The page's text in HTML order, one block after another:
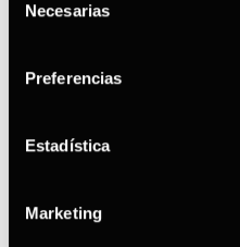
siguiente enlace
Necesarias
Preferencias
Estadística
Marketing
rutina diaria si buscas